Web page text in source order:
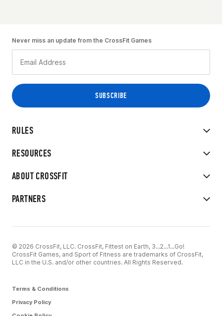
RULES
RESOURCES
ABOUT CROSSFIT
PARTNERS
Never miss an update from the CrossFit Games
© 2026 CrossFit, LLC. CrossFit, Fittest on Earth, 3...2...1...Go!
CrossFit Games, and Sport of Fitness are trademarks of CrossFit,
LLC in the U.S. and/or other countries. All Rights Reserved.
Terms & Conditions
Privacy Policy